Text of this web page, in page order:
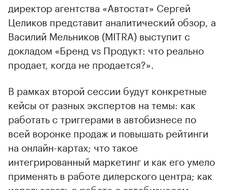
директор агентства «Автостат» Сергей
Целиков представит аналитический обзор, а
Василий Мельников (MITRA) выступит с
докладом «Бренд vs Продукт: что реально
продает, когда не продается?».
В рамках второй сессии будут конкретные
кейсы от разных экспертов на темы: как
работать с триггерами в автобизнесе по
всей воронке продаж и повышать рейтинги
на онлайн-картах; что такое
интегрированный маркетинг и как его умело
применять в работе дилерского центра; как